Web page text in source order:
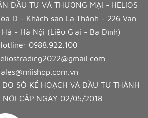
ĐẦU TƯ VÀ THƯƠNG MẠI - HELIOS
D - Khách sạn La Thành - 226 Vạn
- Hà Nội (Liễu Giai - Ba Đình)
0988.922.100
SỞ KẾ HOẠCH VÀ ĐẦU TƯ THÀNH
NỘI CẤP NGÀY 02/05/2018.